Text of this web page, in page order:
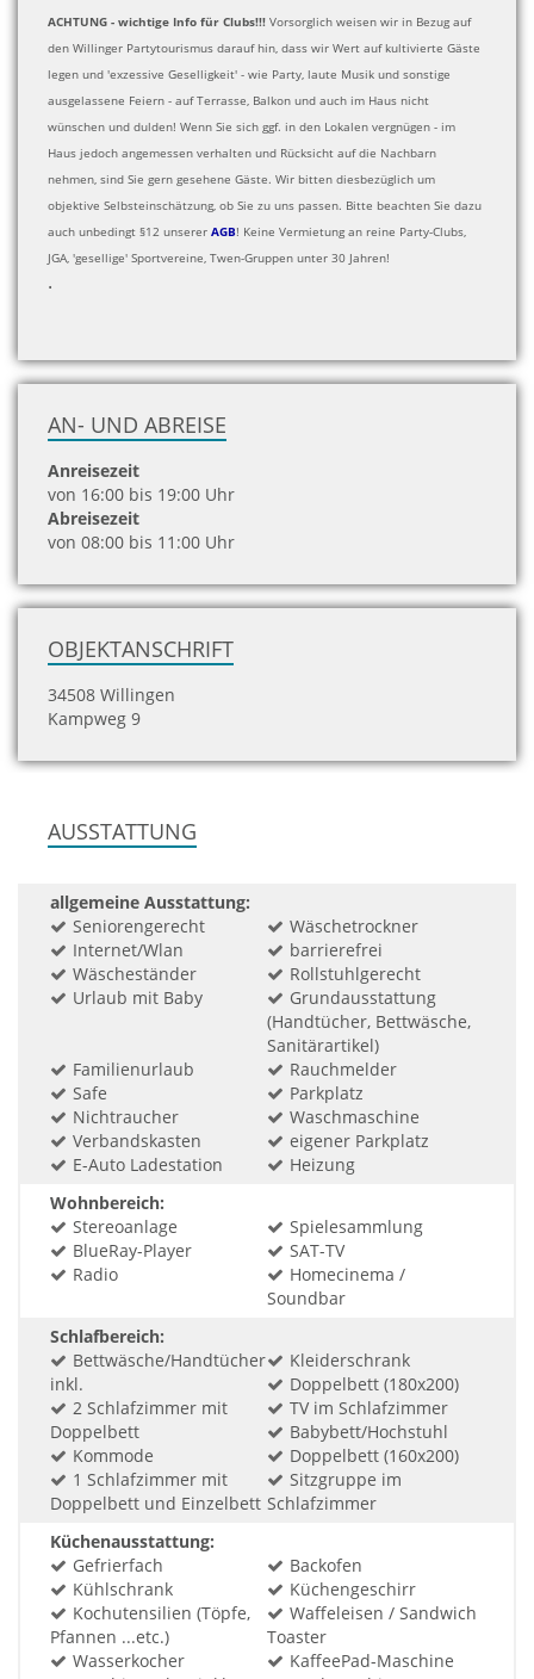
ACHTUNG - wichtige Info für Clubs!!! Vorsorglich weisen wir in Bezug auf
den Willinger Partytourismus darauf hin, dass wir Wert auf kultivierte Gäste
legen und 'exzessive Geselligkeit' - wie Party, laute Musik und sonstige
ausgelassene Feiern - auf Terrasse, Balkon und auch im Haus nicht
wünschen und dulden! Wenn Sie sich ggf. in den Lokalen vergnügen - im
Haus jedoch angemessen verhalten und Rücksicht auf die Nachbarn
nehmen, sind Sie gern gesehene Gäste. Wir bitten diesbezüglich um
objektive Selbsteinschätzung, ob Sie zu uns passen. Bitte beachten Sie dazu
auch unbedingt §12 unserer AGB! Keine Vermietung an reine Party-Clubs,
JGA, 'gesellige' Sportvereine, Twen-Gruppen unter 30 Jahren!
.
AN- UND ABREISE
Anreisezeit
von 16:00 bis 19:00 Uhr
Abreisezeit
von 08:00 bis 11:00 Uhr
OBJEKTANSCHRIFT
34508 Willingen
Kampweg 9
AUSSTATTUNG
allgemeine Ausstattung:
Seniorengerecht
Wäschetrockner
Internet/Wlan
barrierefrei
Wäscheständer
Rollstuhlgerecht
Urlaub mit Baby
Grundausstattung
(Handtücher, Bettwäsche,
Sanitärartikel)
Familienurlaub
Rauchmelder
Safe
Parkplatz
Nichtraucher
Waschmaschine
Verbandskasten
eigener Parkplatz
E-Auto Ladestation
Heizung
Wohnbereich:
Stereoanlage
Spielesammlung
BlueRay-Player
SAT-TV
Radio
Homecinema /
Soundbar
Schlafbereich:
Bettwäsche/Handtücher
inkl.
Kleiderschrank
Doppelbett (180x200)
2 Schlafzimmer mit
Doppelbett
TV im Schlafzimmer
Babybett/Hochstuhl
Kommode
Doppelbett (160x200)
1 Schlafzimmer mit
Doppelbett und Einzelbett
Sitzgruppe im
Schlafzimmer
Küchenausstattung:
Gefrierfach
Backofen
Kühlschrank
Küchengeschirr
Kochutensilien (Töpfe,
Pfannen ...etc.)
Waffeleisen / Sandwich
Toaster
Wasserkocher
KaffeePad-Maschine